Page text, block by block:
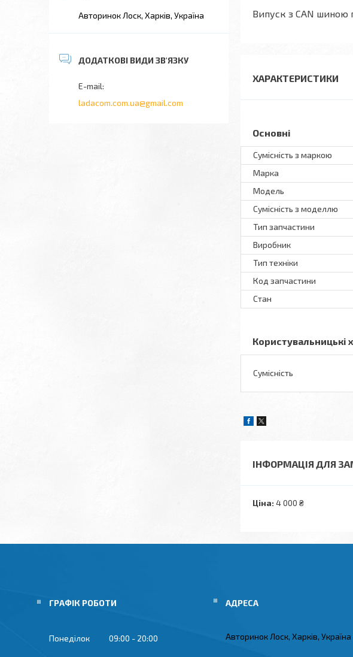
Випуск з CAN шиною
ХАРАКТЕРИСТИКИ
Основні
Сумісність з маркою
Марка
Модель
Сумісність з моделлю
Тип запчастини
Виробник
Тип техніки
Код запчастини
Стан
Користувальницькі
Сумісність
ІНФОРМАЦІЯ ДЛЯ
Ціна: 4 000 ₴
Авторинок Лоск, Харків, Україна
ladacom.com.ua@gmail.com
ГРАФІК РОБОТИ
Понеділок 09:00 20:00 Авторинок Лоск, Харків, Україна